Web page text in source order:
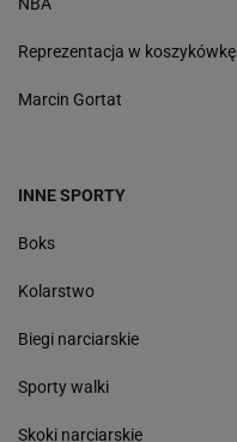
Reprezentacja w koszykówkę
Marcin Gortat
INNE SPORTY
Boks
Kolarstwo
Biegi narciarskie
Sporty walki
Skoki narciarskie